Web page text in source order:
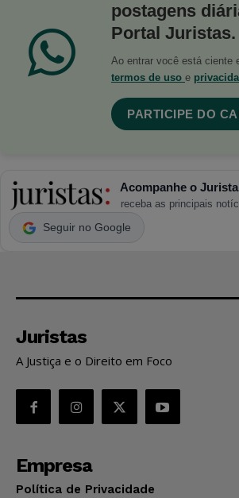
postagens
Portal Juristas.
Ao entrar você está ciente
termos de uso e
PARTICIPE DO
Acompanhe o
receba as principais
Seguir no Google
Juristas
A Justiça e o Direito em Foco
Empresa
Política de Privacidade